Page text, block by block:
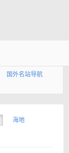
国外名站导航
海地